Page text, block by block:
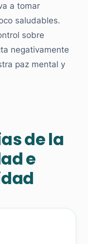
a tomar
saludables.
sobre
negativamente
paz mental y
de la
e